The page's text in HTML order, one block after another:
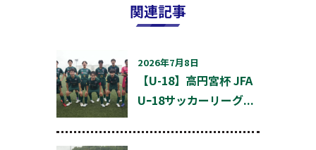
関連記事
2026年7月8日
【U-18】高円宮杯 JFA
Uｰ18サッカーリーグ...